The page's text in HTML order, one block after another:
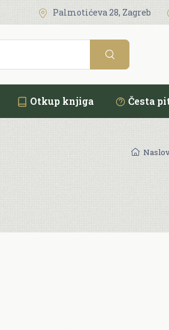
Palmotićeva 28, Zagreb
Otkup knjiga Česta